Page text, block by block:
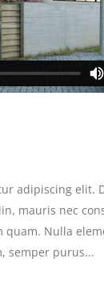
adipiscing
mauris nec
quam. Nulla
semper purus...